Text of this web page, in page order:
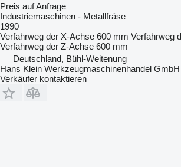
Preis auf Anfrage
Industriemaschinen - Metallfräse
1990
Verfahrweg der X-Achse 600 mm Verfahrweg
Verfahrweg der Z-Achse 600 mm
Deutschland, Bühl-Weitenung
Hans Klein Werkzeugmaschinenhandel GmbH
Verkäufer kontaktieren